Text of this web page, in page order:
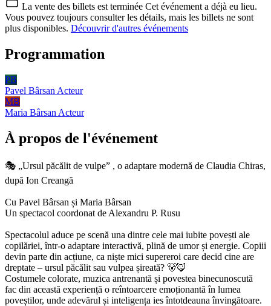
La vente des billets est terminée Cet événement a déjà eu lieu.
Vous pouvez toujours consulter les détails, mais les billets ne sont
plus disponibles. Découvrir d'autres événements
Programmation
PB
Pavel Bârsan Acteur
MB
Maria Bârsan Acteur
À propos de l'événement
🎭 „Ursul păcălit de vulpe” , o adaptare modernă de Claudia Chiras,
după Ion Creangă
Cu Pavel Bârsan și Maria Bârsan
Un spectacol coordonat de Alexandru P. Rusu
Spectacolul aduce pe scenă una dintre cele mai iubite povești ale
copilăriei, într-o adaptare interactivă, plină de umor și energie. Copiii
devin parte din acțiune, ca niște mici supereroi care decid cine are
dreptate – ursul păcălit sau vulpea șireată? 🐻🦊
Costumele colorate, muzica antrenantă și povestea binecunoscută
fac din această experiență o reîntoarcere emoționantă în lumea
poveștilor, unde adevărul și inteligența ies întotdeauna învingătoare.